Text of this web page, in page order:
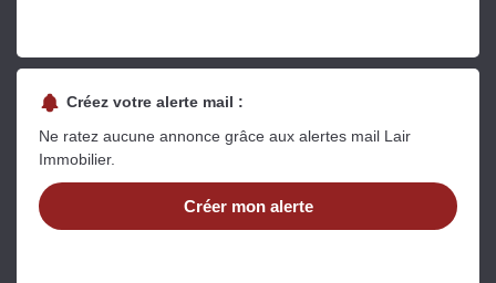
Créez votre alerte mail :
Ne ratez aucune annonce grâce aux alertes mail Lair
Immobilier.
Créer mon alerte